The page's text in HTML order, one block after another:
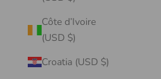
Côte d’Ivoire
(USD $)
Croatia (USD $)